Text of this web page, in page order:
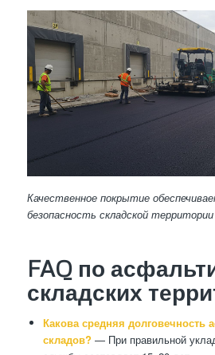
Качественное покрытие
безопасность складской территории
FAQ по
складских
Какова средняя долговечность
складов? — При правильной